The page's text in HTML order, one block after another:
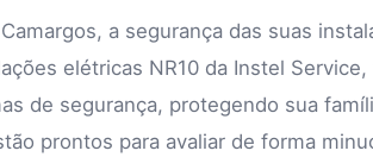
a segurança das suas
elétricas NR10 da Instel
de segurança, protegendo sua
prontos para avaliar de forma